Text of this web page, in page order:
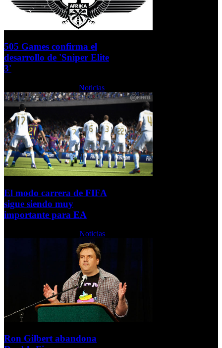
505 Games confirma el
desarrollo de 'Sniper Elite
3'
Noticias
El modo carrera de FIFA
sigue siendo muy
importante para EA
Noticias
Ron Gilbert abandona